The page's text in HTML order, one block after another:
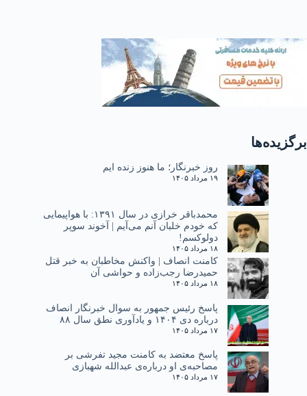
برگزیده‌ها
روز خبرنگار؛ ما هنوز زنده ایم
۱۹ مرداد ۱۴۰۵
محمدباقر خرازی در سال ۱۳۹۱: با هواپیمایی
که خودم خلبان آنم می‌آیم | آخوند سوپر
دولوکسم!
۱۸ مرداد ۱۴۰۵
کامنت انصاف | واکنش مخاطبان به خبر قتل
حمیدرضا رجب‌زاده و حواشی آن
۱۸ مرداد ۱۴۰۵
پاسخ رئیس جمهور به سوال خبرنگار انصاف
درباره دی ۱۴۰۴ و یادآوری نطق سال ۸۸
۱۷ مرداد ۱۴۰۵
پاسخ معتضد به کامنت مجید تفرشی بر
مصاحبه‌ی او درباره‌ی عبدالله شهبازی
۱۷ مرداد ۱۴۰۵